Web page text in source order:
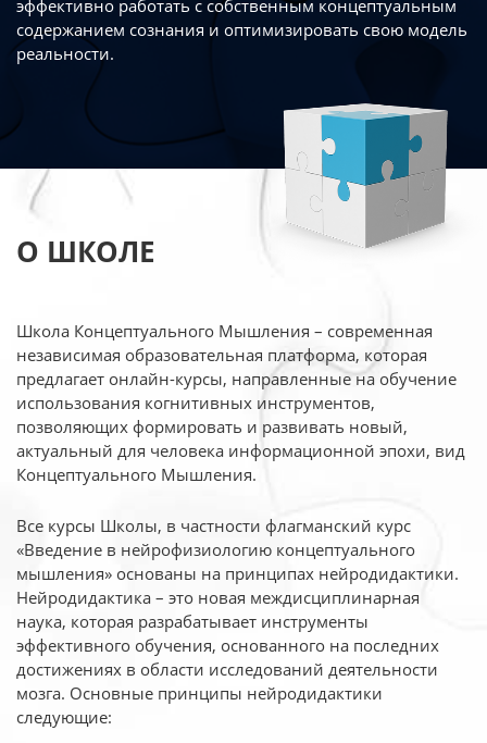
эффективно работать с собственным концептуальным
содержанием сознания и оптимизировать свою модель
реальности.
О ШКОЛЕ
Школа Концептуального Мышления – современная
независимая образовательная платформа, которая
предлагает онлайн-курсы, направленные на обучение
использования когнитивных инструментов,
позволяющих формировать и развивать новый,
актуальный для человека информационной эпохи, вид
Концептуального Мышления.
Все курсы Школы, в частности флагманский курс
«Введение в нейрофизиологию концептуального
мышления» основаны на принципах нейродидактики.
Нейродидактика – это новая междисциплинарная
наука, которая разрабатывает инструменты
эффективного обучения, основанного на последних
достижениях в области исследований деятельности
мозга. Основные принципы нейродидактики
следующие: